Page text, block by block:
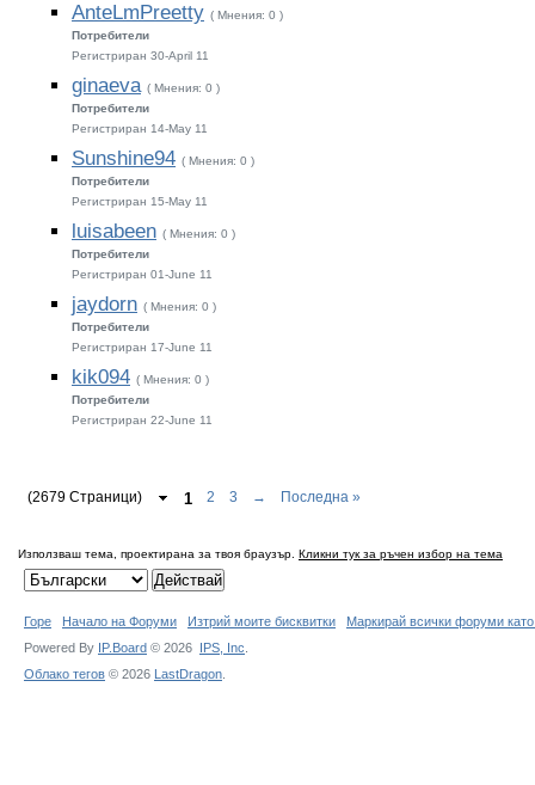
AnteLmPreetty ( Мнения: 0 )
Потребители
Регистриран 30-April 11
ginaeva ( Мнения: 0 )
Потребители
Регистриран 14-May 11
Sunshine94 ( Мнения: 0 )
Потребители
Регистриран 15-May 11
luisabeen ( Мнения: 0 )
Потребители
Регистриран 01-June 11
jaydorn ( Мнения: 0 )
Потребители
Регистриран 17-June 11
kik094 ( Мнения: 0 )
Потребители
Регистриран 22-June 11
(2679 Страници) 1 2 3 → Последна »
Използваш тема, проектирана за твоя браузър. Кликни тук за ръчен избор на тема
Горе Начало на Форуми Изтрий моите бисквитки
Маркирай всички форуми
Powered By IP.Board © 2026 IPS, Inc
Облако тегов © 2026 LastDragon